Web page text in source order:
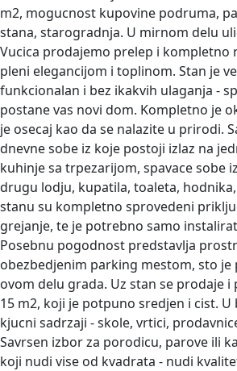
m2, mogucnost kupovine podruma,
stana, starogradnja. U mirnom delu
Vucica prodajemo prelep i kompletno
pleni elegancijom i toplinom. Stan je
funkcionalan i bez ikakvih ulaganja -
postane vas novi dom. Kompletno je
je osecaj kao da se nalazite u prirodi.
dnevne sobe iz koje postoji izlaz na
kuhinje sa trpezarijom, spavace sobe
drugu lodju, kupatila, toaleta,
stanu su kompletno sprovedeni
grejanje, te je potrebno samo
Posebnu pogodnost predstavlja
obezbedjenim parking mestom, sto je
ovom delu grada. Uz stan se prodaje
15 m2, koji je potpuno sredjen i cist. U
kjucni sadrzaji - skole, vrtici,
Savrsen izbor za porodicu, parove ili
koji nudi vise od kvadrata - nudi